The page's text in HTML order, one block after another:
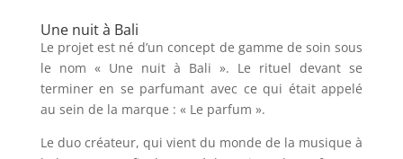
Une nuit à Bali
Le projet est né d’un concept de gamme de soin sous
le nom « Une nuit à Bali ». Le rituel devant se
terminer en se parfumant avec ce qui était appelé
au sein de la marque : « Le parfum ».
Le duo créateur, qui vient du monde de la musique à